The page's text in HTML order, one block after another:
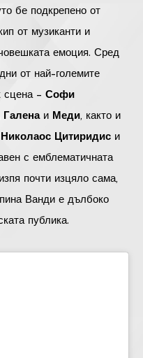
бе подкрепено от
от музиканти и
емоция. Сред
от най-големите
сцена – Софи
и Меди, както и
Николаос Цитиридис и
с емблематичната
почти изцяло сама,
Ванди е дълбоко
публика.